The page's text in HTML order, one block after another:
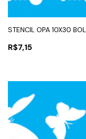
STENCIL OPA 10X30
R$7,15